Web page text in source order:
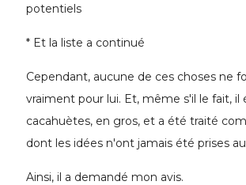
potentiels
* Et la liste a continué
Cependant, aucune de ces choses ne
vraiment pour lui. Et, même s'il le fait, il
cacahuètes, en gros, et a été traité
dont les idées n'ont jamais été prises
Ainsi, il a demandé mon avis.